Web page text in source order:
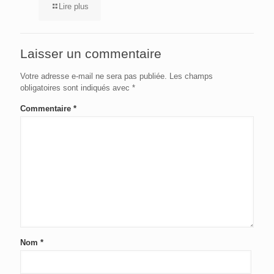
Lire plus
Laisser un commentaire
Votre adresse e-mail ne sera pas publiée. Les champs
obligatoires sont indiqués avec *
Commentaire *
Nom *